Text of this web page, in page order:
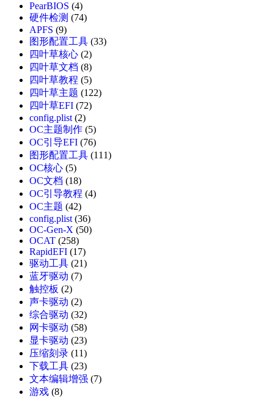
PearBIOS (4)
硬件检测 (74)
APFS (9)
图形配置工具 (33)
四叶草核心 (2)
四叶草文档 (8)
四叶草教程 (5)
四叶草主题 (122)
四叶草EFI (72)
config.plist (2)
OC主题制作 (5)
OC引导EFI (76)
图形配置工具 (111)
OC核心 (5)
OC文档 (18)
OC引导教程 (4)
OC主题 (42)
config.plist (36)
OC-Gen-X (50)
OCAT (258)
RapidEFI (17)
驱动工具 (21)
蓝牙驱动 (7)
触控板 (2)
声卡驱动 (2)
综合驱动 (32)
网卡驱动 (58)
显卡驱动 (23)
压缩刻录 (11)
下载工具 (23)
文本编辑增强 (7)
游戏 (8)